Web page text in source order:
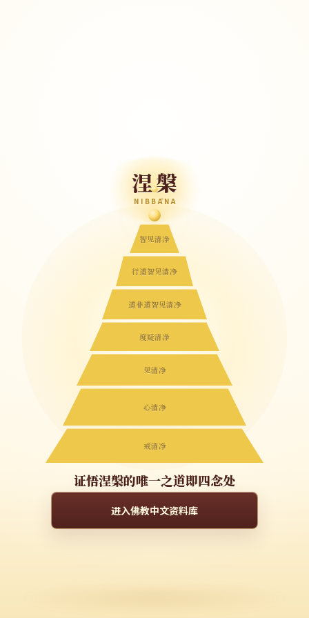
涅槃
NIBBĀNA
智见清净
行道智见清净
道非道智见清净
度疑清净
见清净
心清净
戒清净
证悟涅槃的唯一之道即四念处
进入佛教中文资料库